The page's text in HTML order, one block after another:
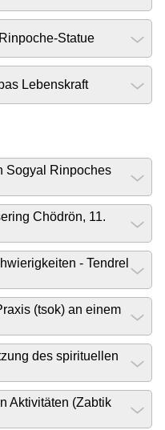
Statue
Lebenskraft
Sogyal Rinpoches
Chödrön, 11.
- Tendrel
(tsok) an einem
des spirituellen
Aktivitäten (Zabtik